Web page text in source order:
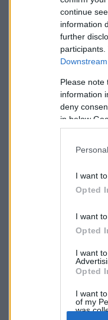
continue
information
further
Please note
information
deny
in below
I want
Opted
I want
Opted
I want
Opted
I want
of my
was